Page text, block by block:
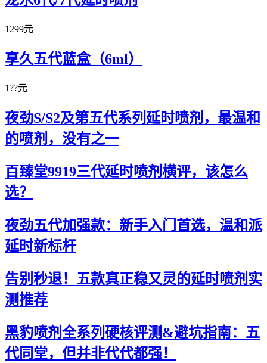
1299元
享久五代蓝盒（6ml）
1??元
夜劲S/S2及第五代系列延时喷剂，最温和
的喷剂，没有之一
百臻堂9919三代延时喷剂横评，该怎么
选？
夜劲五代加强款：新手入门首选，温和派
延时新标杆
告别秒退！五款真正稳又灵的延时喷剂实
测推荐
黑豹喷剂全系列硬核评测&避坑指南：五
代同堂，但并非代代都强！